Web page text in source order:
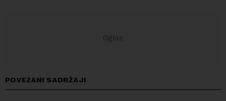
POVEZANI SADRŽAJI